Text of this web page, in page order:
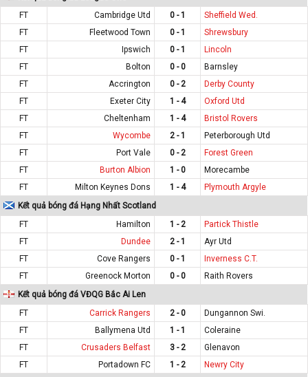
FT
Cambridge Utd 0 - 1
Sheffield Wed.
FT
Fleetwood Town 0 - 1
Shrewsbury
FT
Ipswich 0 - 1
Lincoln
FT
Bolton 0 - 0
Barnsley
FT
Accrington 0 - 2
Derby County
FT
Exeter City 1 - 4
Oxford Utd
FT
Cheltenham 1 - 4
Bristol Rovers
FT
Wycombe 2 - 1
Peterborough Utd
FT
Port Vale 0 - 2
Forest Green
FT
Burton Albion 1 - 0
Morecambe
FT
Milton Keynes Dons 1 - 4
Plymouth Argyle
Kết quả bóng đá Hạng Nhất Scotland
FT
Hamilton 1 - 2
Partick Thistle
FT
Dundee 2 - 1
Ayr Utd
FT
Cove Rangers 0 - 1
Inverness C.T.
FT
Greenock Morton 0 - 0
Raith Rovers
Kết quả bóng đá VĐQG Bắc Ai Len
FT
Carrick Rangers 2 - 0
Dungannon Swi.
FT
Ballymena Utd 1 - 1
Coleraine
FT
Crusaders Belfast 3 - 2
Glenavon
FT
Portadown FC 1 - 2
Newry City